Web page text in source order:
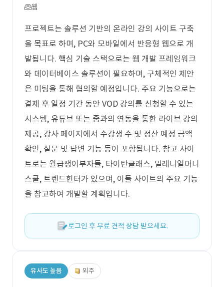
웹
프로젝트는 솔루션 기반의 온라인 강의 사이트 구축
을 목표로 하며, PC와 모바일에서 반응형 웹으로 개
발됩니다. 핵심 기술 스택으로는 웹 개발 프레임워크
와 데이터베이스 솔루션이 필요하며, 구체적인 제안
은 미팅을 통해 협의할 예정입니다. 주요 기능으로는
결제 후 일정 기간 동안 VOD 강의를 신청할 수 있는
시스템, 유튜브 또는 줌과의 연동을 통한 라이브 강의
제공, 강사 페이지에서 수강생 수 및 정산 예정 금액
확인, 질문 및 답변 기능 등이 포함됩니다. 참고 사이
트로는 월급쟁이부자들, 타이탄클래스, 밀레니얼머니
스쿨, 트렌드헌터가 있으며, 이들 사이트의 주요 기능
을 참고하여 개발할 계획입니다.
로그인 후 무료 견적 상담 받으세요.
유사도 높음 외주